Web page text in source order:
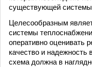
существующей
Целесообразным
системы
оперативно оценивать
качество и надежность
схема должна в